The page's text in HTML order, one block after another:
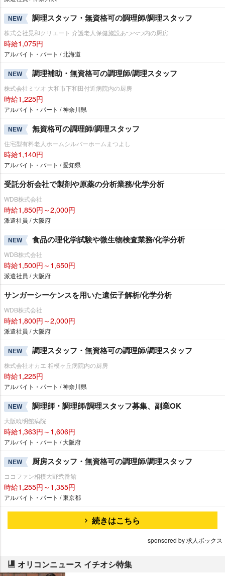
NEW 調理スタッフ・無資格可の調理師/調理スタッフ
株式会社晃和クリエート 介護老人保健施設あつべつ内の厨房
時給1,075円
アルバイト・パート / 北海道
NEW 調理補助・無資格可の調理師/調理スタッフ
株式会社ミツオ 大和市下和田付近病院内の厨房
時給1,225円
アルバイト・パート / 神奈川県
NEW 無資格可の調理師/調理スタッフ
住宅型有料老人ホームシルバーホームまつよし
時給1,140円
アルバイト・パート / 愛知県
受託分析会社で製剤や原薬の分析業務/化学分析
WDB株式会社
時給1,850円～2,000円
派遣社員 / 大阪府
NEW 食品の理化学試験や微生物検査業務/化学分析
WDB株式会社
時給1,500円～1,650円
派遣社員 / 大阪府
サンガーシーケンスを用いた遺伝子解析/化学分析
WDB株式会社
時給1,800円～2,000円
派遣社員 / 大阪府
NEW 調理スタッフ・無資格可の調理師/調理スタッフ
株式会社オカエ 相模ヶ丘病院内の厨房
時給1,225円
アルバイト・パート / 神奈川県
NEW 調理師・調理師/調理スタッフ募集、副業OK
大阪暁明館病院
時給1,363円～1,606円
アルバイト・パート / 大阪府
NEW 厨房スタッフ・無資格可の調理師/調理スタッフ
ココファン相模大野弐番館
時給1,255円～1,355円
アルバイト・パート / 東京都
続きはこちら
sponsored by 求人ボックス
オリコンニュース イチオシ特集